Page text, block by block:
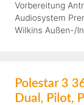
Vorbereitung
Audiosystem
Wilkins Außen-/
Polestar 3
Dual, Pilot,